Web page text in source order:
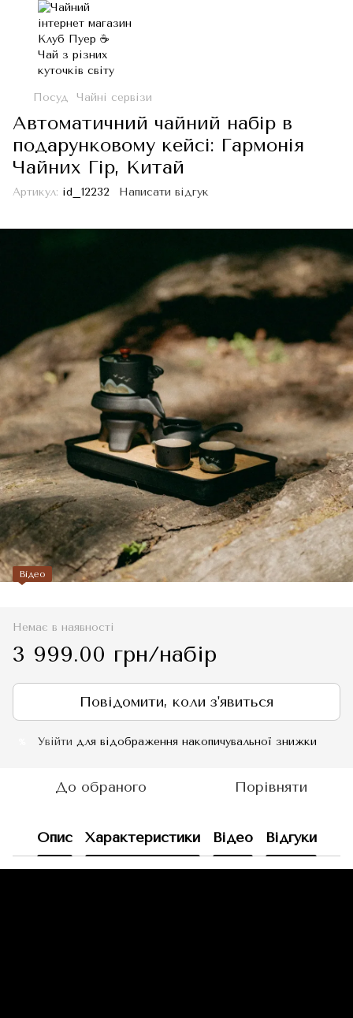
Посуд Чайні сервізи
Автоматичний чайний набір в
подарунковому кейсі: Гармонія
Чайних Гір, Китай
Артикул: id_12232 Написати відгук
Відео
Немає в наявності
3 999.00 грн/набір
Повідомити, коли з'явиться
Увійти для відображення накопичувальної знижки
До обраного Порівняти
Опис Характеристики Відео Відгуки